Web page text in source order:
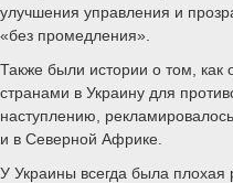
улучшения управления и
«без промедления».
Также были истории о том,
странами в Украину для
наступлению,
и в Северной Африке.
У Украины всегда была плохая